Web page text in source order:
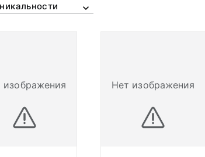
изображения Нет изображения